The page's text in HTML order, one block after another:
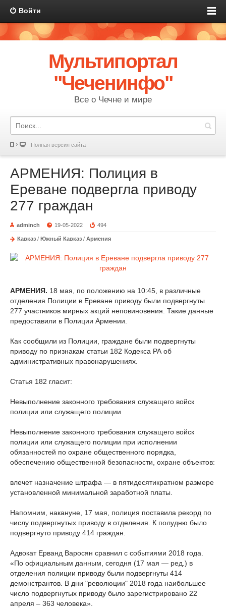
Войти
Мультипортал
"Чеченинфо"
Все о Чечне и мире
Полная версия сайта
АРМЕНИЯ: Полиция в
Ереване подвергла приводу
277 граждан
adminch 19-05-2022 494
Кавказ / Южный Кавказ / Армения
АРМЕНИЯ. 18 мая, по положению на 10:45, в различные
отделения Полиции в Ереване приводу были подвергнуты
277 участников мирных акций неповиновения. Такие данные
предоставили в Полиции Армении.
Как сообщили из Полиции, граждане были подвергнуты
приводу по признакам статьи 182 Кодекса РА об
административных правонарушениях.
Статья 182 гласит:
Невыполнение законного требования служащего войск
полиции или служащего полиции
Невыполнение законного требования служащего войск
полиции или служащего полиции при исполнении
обязанностей по охране общественного порядка,
обеспечению общественной безопасности, охране объектов:
влечет назначение штрафа — в пятидесятикратном размере
установленной минимальной заработной платы.
Напомним, накануне, 17 мая, полиция поставила рекорд по
числу подвергнутых приводу в отделения. К полудню было
подвергнуто приводу 414 граждан.
Адвокат Ерванд Варосян сравнил с событиями 2018 года.
«По официальным данным, сегодня (17 мая — ред.) в
отделения полиции приводу были подвергнуты 414
демонстрантов. В дни "революции" 2018 года наибольшее
число подвергнутых приводу было зарегистрировано 22
апреля – 363 человека».